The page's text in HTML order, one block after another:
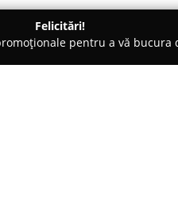
Felicitări!
pentru a vă bucura